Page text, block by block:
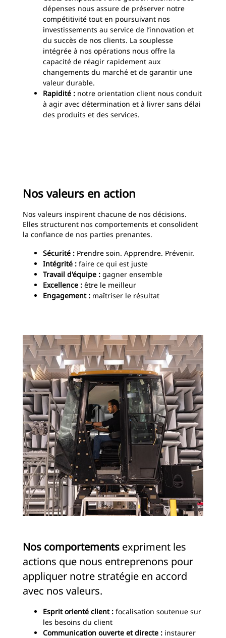
dépenses nous assure de préserver notre
compétitivité tout en poursuivant nos
investissements au service de l’innovation et
du succès de nos clients. La souplesse
intégrée à nos opérations nous offre la
capacité de réagir rapidement aux
changements du marché et de garantir une
valeur durable.
Rapidité : notre orientation client nous conduit
à agir avec détermination et à livrer sans délai
des produits et des services.
Nos valeurs en action
Nos valeurs inspirent chacune de nos décisions.
Elles structurent nos comportements et consolident
la confiance de nos parties prenantes.
Sécurité : Prendre soin. Apprendre. Prévenir.
Intégrité : faire ce qui est juste
Travail d'équipe : gagner ensemble
Excellence : être le meilleur
Engagement : maîtriser le résultat
Nos comportements expriment les
actions que nous entreprenons pour
appliquer notre stratégie en accord
avec nos valeurs.
Esprit orienté client : focalisation soutenue sur
les besoins du client
Communication ouverte et directe : instaurer